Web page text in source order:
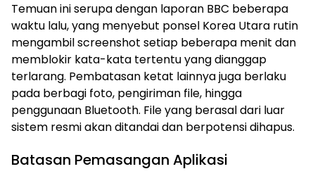
Temuan ini serupa dengan laporan BBC beberapa
waktu lalu, yang menyebut ponsel Korea Utara rutin
mengambil screenshot setiap beberapa menit dan
memblokir kata-kata tertentu yang dianggap
terlarang. Pembatasan ketat lainnya juga berlaku
pada berbagi foto, pengiriman file, hingga
penggunaan Bluetooth. File yang berasal dari luar
sistem resmi akan ditandai dan berpotensi dihapus.
Batasan Pemasangan Aplikasi